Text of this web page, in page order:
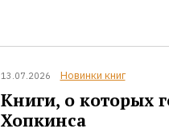
13.07.2026 Новинки книг
Книги, о которых
Хопкинса